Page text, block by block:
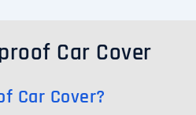
Car Cover
Car Cover?